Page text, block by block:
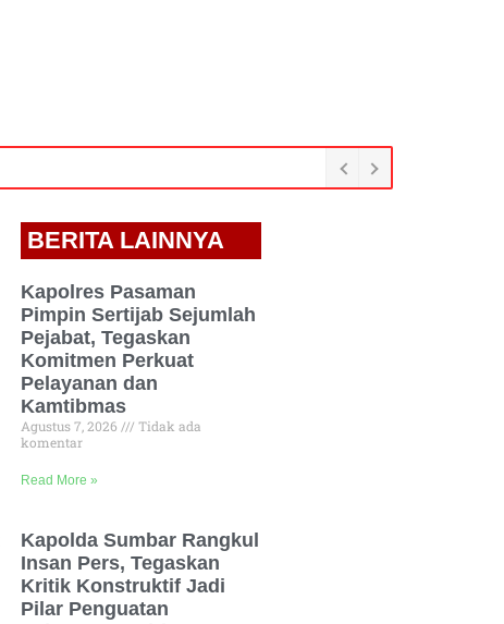
BERITA LAINNYA
Kapolres Pasaman
Pimpin Sertijab Sejumlah
Pejabat, Tegaskan
Komitmen Perkuat
Pelayanan dan
Kamtibmas
Agustus 7, 2026
Tidak ada
komentar
Read More »
Kapolda Sumbar Rangkul
Insan Pers, Tegaskan
Kritik Konstruktif Jadi
Pilar Penguatan